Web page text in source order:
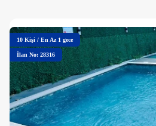
10 Kişi / En Az 1 gece
İlan No: 28316